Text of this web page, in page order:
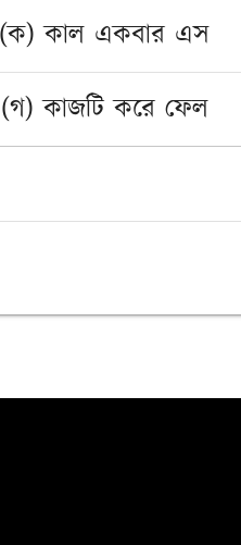
(ক) কাল একবার এস
(গ) কাজটি করে ফেল